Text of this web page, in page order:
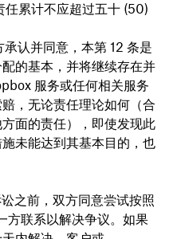
累计不应超过五十 (50)
承认并同意，本第 12 条是
的基本，并将继续存在并
服务或任何相关服务
，无论责任理论如何（合
面的责任），即使发现此
未能达到其基本目的，也
之前，双方同意尝试按照
方联系以解决争议。如果